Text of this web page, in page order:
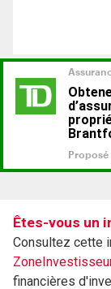
Êtes-vous un
Consultez cette
financières